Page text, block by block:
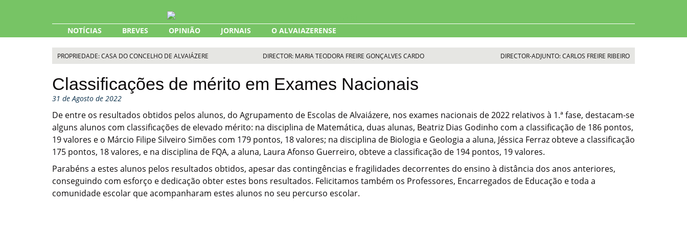
NOTÍCIAS BREVES OPINIÃO JORNAIS O ALVAIAZERENSE
PROPRIEDADE: CASA DO CONCELHO DE ALVAIÁZERE DIRECTOR: MARIA TEODORA FREIRE GONÇALVES CARDO DIRECTOR-ADJUNTO: CARLOS FREIRE RIBEIRO
Classificações de mérito em Exames Nacionais
31 de Agosto de 2022
De entre os resultados obtidos pelos alunos, do Agrupamento de Escolas de Alvaiázere, nos exames nacionais de 2022 relativos à 1.ª fase, destacam-se
alguns alunos com classificações de elevado mérito: na disciplina de Matemática, duas alunas, Beatriz Dias Godinho com a classificação de 186 pontos,
19 valores e o Márcio Filipe Silveiro Simões com 179 pontos, 18 valores; na disciplina de Biologia e Geologia a aluna, Jéssica Ferraz obteve a classificação
175 pontos, 18 valores, e na disciplina de FQA, a aluna, Laura Afonso Guerreiro, obteve a classificação de 194 pontos, 19 valores.
Parabéns a estes alunos pelos resultados obtidos, apesar das contingências e fragilidades decorrentes do ensino à distância dos anos anteriores,
conseguindo com esforço e dedicação obter estes bons resultados. Felicitamos também os Professores, Encarregados de Educação e toda a
comunidade escolar que acompanharam estes alunos no seu percurso escolar.